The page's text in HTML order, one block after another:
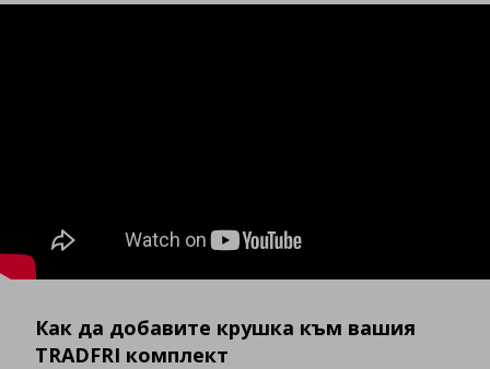
Как да добавите крушка към вашия
TRADFRI комплект